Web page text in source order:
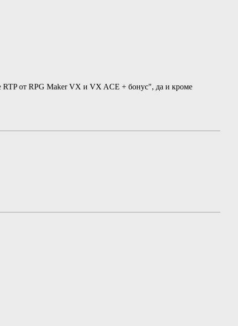
RTP от RPG Maker VX и VX ACE + бонус", да и кроме